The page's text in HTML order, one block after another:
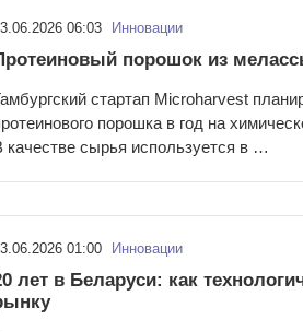
06:03 Инновации
порошок из
стартап Microharvest
порошка в год на
качестве сырья используется в …
01:00 Инновации
лет в Беларуси: как